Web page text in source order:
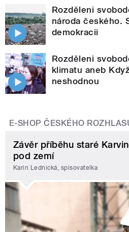
Rozděleni
národa českého.
demokracii
Rozděleni
klimatu aneb
neshodnou
E-SHOP ČESKÉHO
Závěr příběhu staré
pod zemí
Karin Lednická, spisovatelka